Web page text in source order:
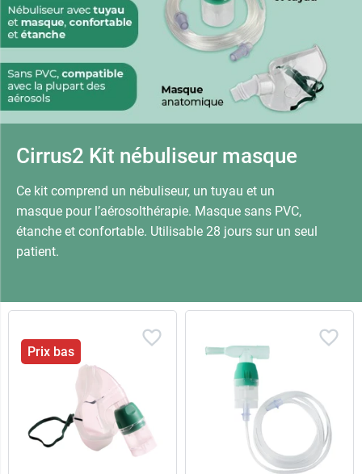
Cirrus2 Kit nébuliseur masque
Ce kit comprend un nébuliseur, un tuyau et un
masque pour l’aérosolthérapie. Masque sans PVC,
étanche et confortable. Utilisable 28 jours sur un seul
patient.
Prix bas